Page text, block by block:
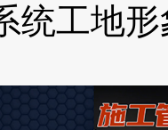
统工地